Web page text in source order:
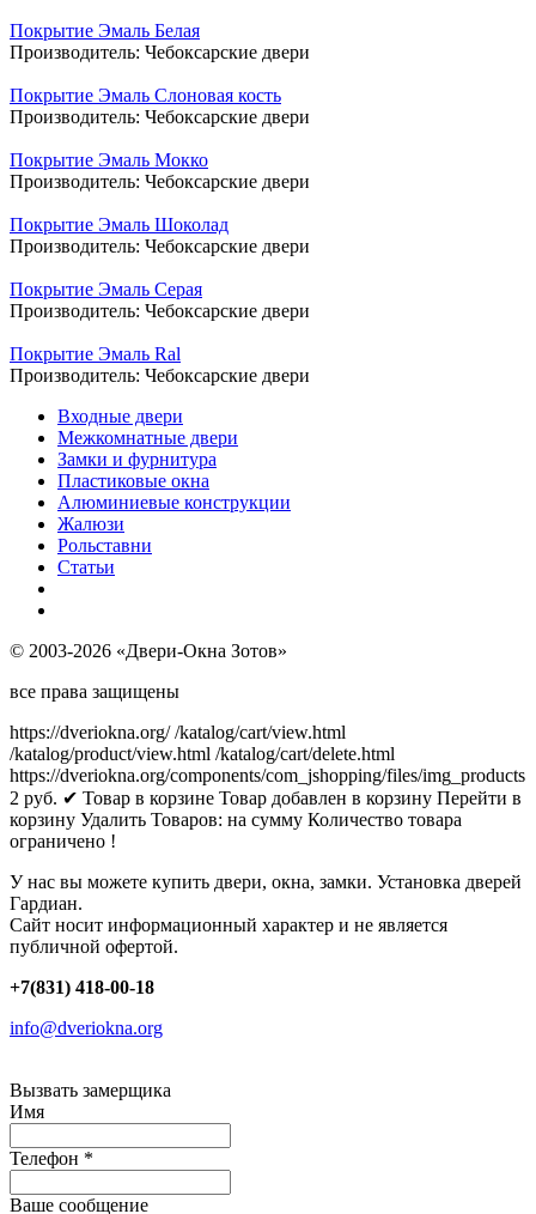
Покрытие Эмаль Белая
Производитель: Чебоксарские двери
Покрытие Эмаль Слоновая кость
Производитель: Чебоксарские двери
Покрытие Эмаль Мокко
Производитель: Чебоксарские двери
Покрытие Эмаль Шоколад
Производитель: Чебоксарские двери
Покрытие Эмаль Серая
Производитель: Чебоксарские двери
Покрытие Эмаль Ral
Производитель: Чебоксарские двери
Входные двери
Межкомнатные двери
Замки и фурнитура
Пластиковые окна
Алюминиевые конструкции
Жалюзи
Рольставни
Статьи
© 2003-2026 «Двери-Окна Зотов»
все права защищены
https://dveriokna.org/ /katalog/cart/view.html
/katalog/product/view.html /katalog/cart/delete.html
https://dveriokna.org/components/com_jshopping/files/img_products
2 руб. ✔ Товар в корзине Товар добавлен в корзину Перейти в
корзину Удалить Товаров: на сумму Количество товара
ограничено !
У нас вы можете купить двери, окна, замки. Установка дверей
Гардиан.
Сайт носит информационный характер и не является
публичной офертой.
+7(831) 418-00-18
info@dveriokna.org
Вызвать замерщика
Имя
Телефон *
Ваше сообщение